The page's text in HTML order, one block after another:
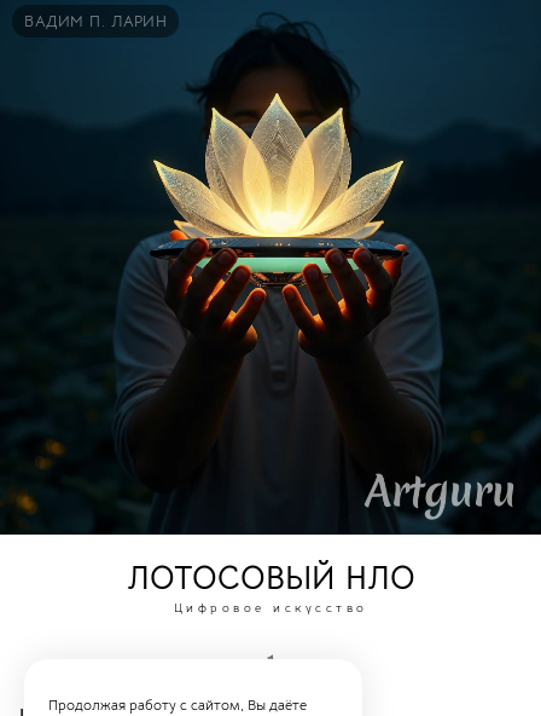
ВАДИМ П. ЛАРИН
ЛОТОСОВЫЙ НЛО
Цифровое искусство
1
Продолжая работу с сайтом, Вы даёте